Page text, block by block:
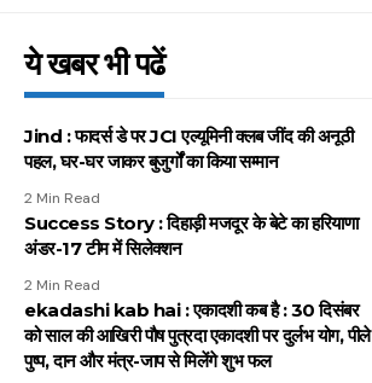
ये खबर भी पढें
Jind : फादर्स डे पर JCI एल्यूमिनी क्लब जींद की अनूठी
पहल, घर-घर जाकर बुजुर्गों का किया सम्मान
2 Min Read
Success Story : दिहाड़ी मजदूर के बेटे का हरियाणा
अंडर-17 टीम में सिलेक्शन
2 Min Read
ekadashi kab hai : एकादशी कब है : 30 दिसंबर
को साल की आखिरी पौष पुत्रदा एकादशी पर दुर्लभ योग, पीले
पुष्प, दान और मंत्र-जाप से मिलेंगे शुभ फल